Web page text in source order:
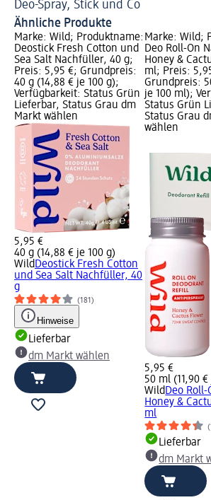
Deo-Spray, Stick und Co
Ähnliche Produkte
Marke: Wild; Produktname:
Deostick Fresh Cotton und
Sea Salt Nachfüller, 40 g;
Preis: 5,95 €; Grundpreis:
40 g (14,88 € je 100 g);
Verfügbarkeit: Status Grün
Lieferbar, Status Grau dm
Markt wählen
5,95 €
40 g (14,88 € je 100 g)
WildDeostick Fresh Cotton
und Sea Salt Nachfüller, 40
g
(181)
Hinweise
Lieferbar
dm Markt wählen
Marke: Wild;
Deo Roll-On
Honey &
ml; Preis:
Grundpreis:
je 100 ml);
Status Grün
Status Grau
wählen
5,95 €
50 ml (11,90
WildDeo
Honey &
ml
Lieferbar
dm Markt